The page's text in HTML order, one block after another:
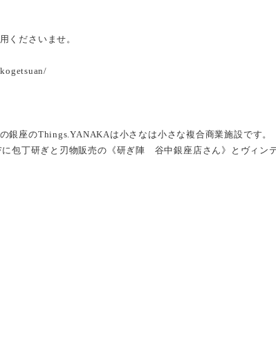
くださいませ。
銀座のThings.YANAKAは小さなは小さな複合商業施設です。
包丁研ぎと刃物販売の《研ぎ陣 谷中銀座店さん》とヴィン